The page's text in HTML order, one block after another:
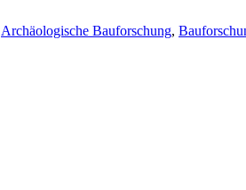
Archäologische Bauforschung,